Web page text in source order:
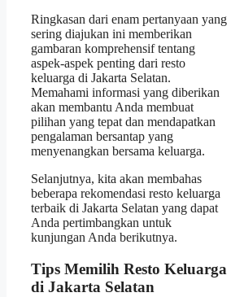
Ringkasan dari enam pertanyaan yang
sering diajukan ini memberikan
gambaran komprehensif tentang
aspek-aspek penting dari resto
keluarga di Jakarta Selatan.
Memahami informasi yang diberikan
akan membantu Anda membuat
pilihan yang tepat dan mendapatkan
pengalaman bersantap yang
menyenangkan bersama keluarga.
Selanjutnya, kita akan membahas
beberapa rekomendasi resto keluarga
terbaik di Jakarta Selatan yang dapat
Anda pertimbangkan untuk
kunjungan Anda berikutnya.
Tips Memilih Resto Keluarga
di Jakarta Selatan